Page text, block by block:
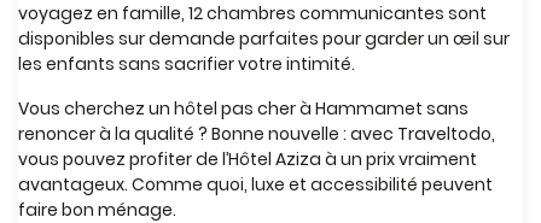
voyagez en famille, 12 chambres communicantes sont
disponibles sur demande parfaites pour garder un œil sur
les enfants sans sacrifier votre intimité.
Vous cherchez un hôtel pas cher à Hammamet sans
renoncer à la qualité ? Bonne nouvelle : avec Traveltodo,
vous pouvez profiter de l’Hôtel Aziza à un prix vraiment
avantageux. Comme quoi, luxe et accessibilité peuvent
faire bon ménage.